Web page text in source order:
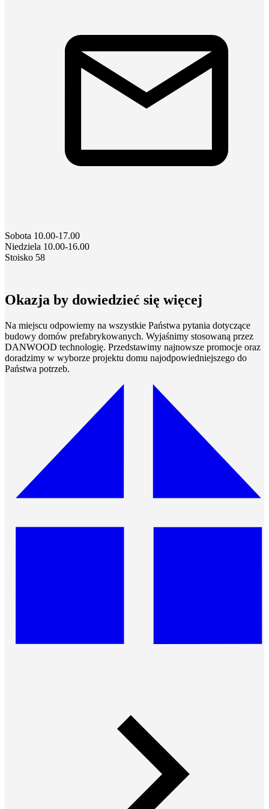
Sobota 10.00-17.00
Niedziela 10.00-16.00
Stoisko 58
Okazja by dowiedzieć się więcej
Na miejscu odpowiemy na wszystkie Państwa pytania dotyczące
budowy domów prefabrykowanych. Wyjaśnimy stosowaną przez
DANWOOD technologię. Przedstawimy najnowsze promocje oraz
doradzimy w wyborze projektu domu najodpowiedniejszego do
Państwa potrzeb.